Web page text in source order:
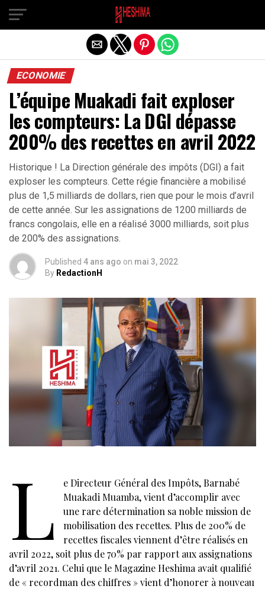
ECONOMIE
L’équipe Muakadi fait exploser
les compteurs: La DGI dépasse
200% des recettes en avril 2022
Historique ! La Direction générale des impôts (DGI) a fait
exploser les compteurs. Cette régie financière a mobilisé
plus de 1,5 milliards de dollars, rien que pour le mois d’avril
de cette année. Sur les assignations de 1200 milliards de
francs congolais, elle en a réalisé 3000 milliards, soit plus
de 200% des assignations.
Published 4 ans ago on mai 3, 2022
By RedactionH
L
e Directeur Général des Impôts, Barnabé
Muakadi Muamba, vient d’accomplir avec
une rare détermination sa noble mission de
mobilisation des recettes. Plus de 200% de
recettes fiscales viennent d’être réalisés en
avril 2022, soit plus de 70% par rapport aux assignations
d’avril 2021. Celui que le Magazine Heshima avait qualifié
de « recordman des chiffres » vient d’honorer à nouveau
Quitter la version mobile